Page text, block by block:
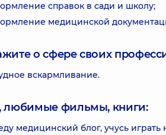
справок в сади и школу;
медицинской
о сфере своих
вскармливание.
любимые фильмы, книги:
медицинский блог, учусь